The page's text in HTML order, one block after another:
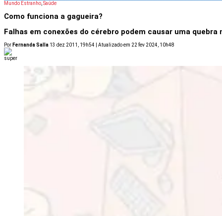
Mundo Estranho Saúde
Como funciona a gagueira?
Falhas em conexões do cérebro podem causar uma quebra
Por Fernanda Salla 13 dez 2011, 19h54 | Atualizado em 22 fev 2024, 10h48